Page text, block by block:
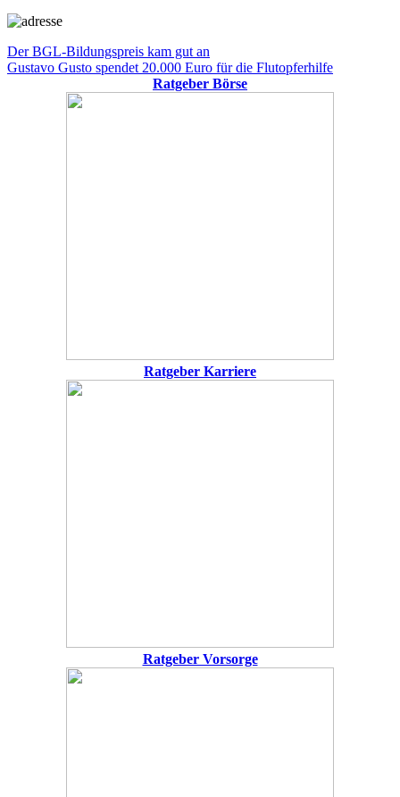
Beitragsnavigation
Vorheriger
Beitrag:
Der BGL-Bildungspreis kam gut an
Nächster
Gustavo Gusto spendet 20.000 Euro für die Flutopferhilfe
Ratgeber Börse
Ratgeber Karriere
Ratgeber Vorsorge